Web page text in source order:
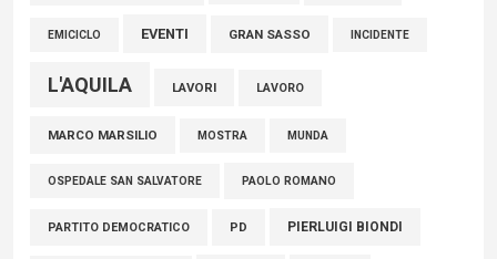
EMICICLO EVENTI GRAN SASSO INCIDENTE
L'AQUILA LAVORI LAVORO
MARCO MARSILIO MOSTRA MUNDA
OSPEDALE SAN SALVATORE PAOLO ROMANO
PARTITO DEMOCRATICO PD PIERLUIGI BIONDI